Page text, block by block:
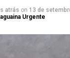
atrás on 13 de
Urgente